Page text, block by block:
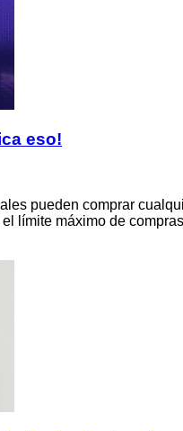
eso!
pueden comprar
límite máximo de